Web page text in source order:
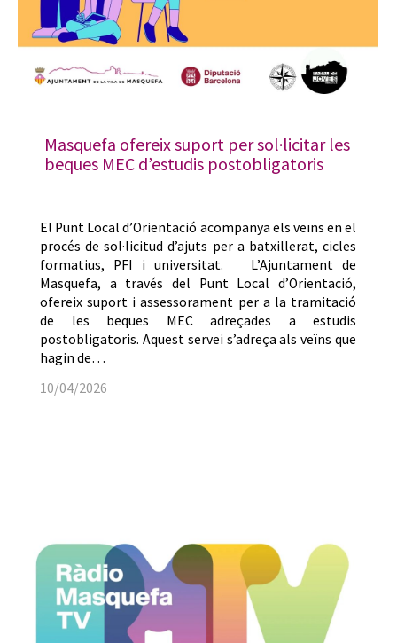
Masquefa ofereix suport per sol·licitar les
beques MEC d’estudis postobligatoris
El Punt Local d’Orientació acompanya els veïns en el
procés de sol·licitud d’ajuts per a batxillerat, cicles
formatius, PFI i universitat. L’Ajuntament de
Masquefa, a través del Punt Local d’Orientació,
ofereix suport i assessorament per a la tramitació
de les beques MEC adreçades a estudis
postobligatoris. Aquest servei s’adreça als veïns que
hagin de…
10/04/2026